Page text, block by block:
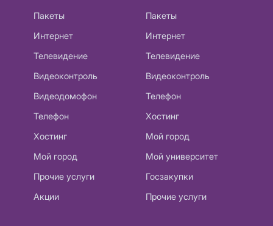
Пакеты
Интернет
Телевидение
Видеоконтроль
Видеодомофон
Телефон
Хостинг
Мой город
Прочие услуги
Акции
Пакеты
Интернет
Телевидение
Видеоконтроль
Телефон
Хостинг
Мой город
Мой университет
Госзакупки
Прочие услуги